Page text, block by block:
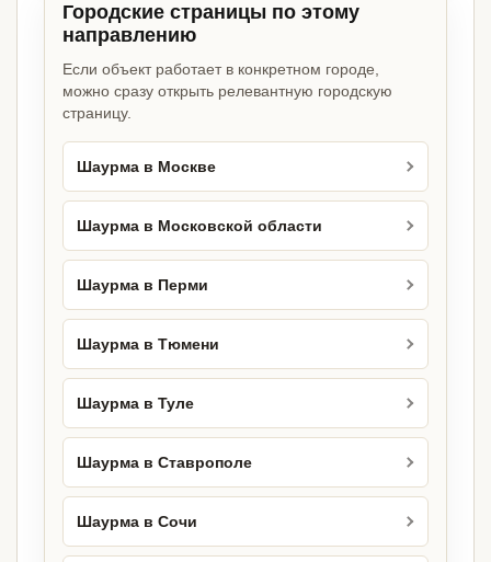
Городские страницы по этому
направлению
Если объект работает в конкретном городе,
можно сразу открыть релевантную городскую
страницу.
Шаурма в Москве
Шаурма в Московской области
Шаурма в Перми
Шаурма в Тюмени
Шаурма в Туле
Шаурма в Ставрополе
Шаурма в Сочи